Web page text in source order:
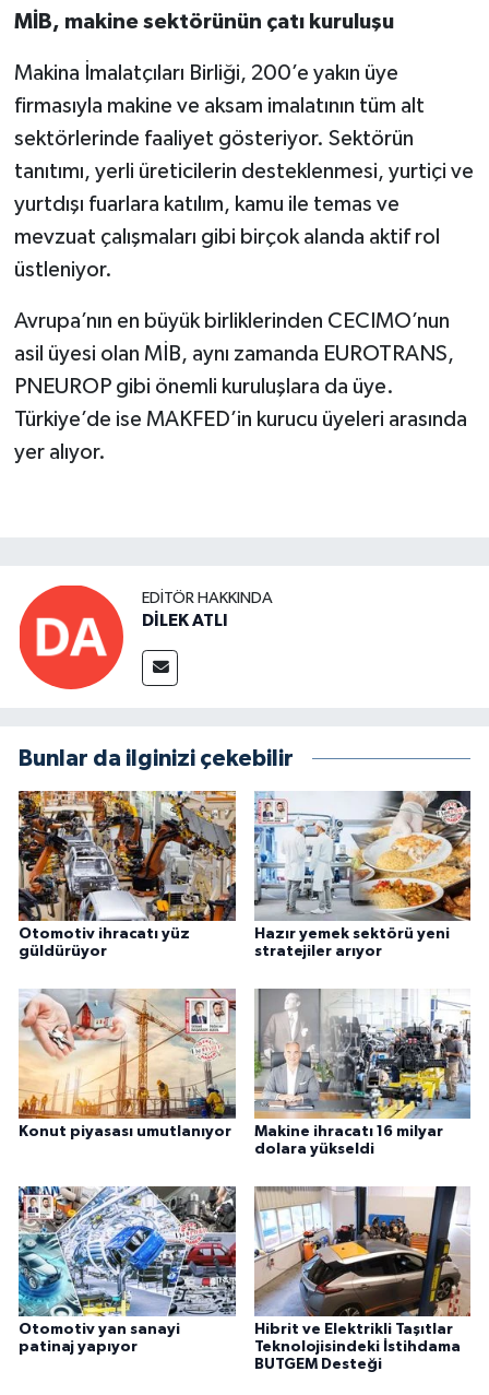
MİB, makine sektörünün çatı kuruluşu
Makina İmalatçıları Birliği, 200’e yakın üye
firmasıyla makine ve aksam imalatının tüm alt
sektörlerinde faaliyet gösteriyor. Sektörün
tanıtımı, yerli üreticilerin desteklenmesi, yurtiçi ve
yurtdışı fuarlara katılım, kamu ile temas ve
mevzuat çalışmaları gibi birçok alanda aktif rol
üstleniyor.
Avrupa’nın en büyük birliklerinden CECIMO’nun
asil üyesi olan MİB, aynı zamanda EUROTRANS,
PNEUROP gibi önemli kuruluşlara da üye.
Türkiye’de ise MAKFED’in kurucu üyeleri arasında
yer alıyor.
EDITÖR HAKKINDA
DİLEK ATLI
Bunlar da ilginizi çekebilir
Otomotiv ihracatı yüz
güldürüyor
Hazır yemek sektörü yeni
stratejiler arıyor
Konut piyasası umutlanıyor
Makine ihracatı 16 milyar
dolara yükseldi
Otomotiv yan sanayi
patinaj yapıyor
Hibrit ve Elektrikli Taşıtlar
Teknolojisindeki İstihdama
BUTGEM Desteği